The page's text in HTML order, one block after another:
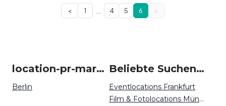
< 1 … 4 5 6 >
location-pr-marketing-event in Deutschland
Berlin
Beliebte Suchen auf Event Inc
Eventlocations Frankfurt
Film & Fotolocations München